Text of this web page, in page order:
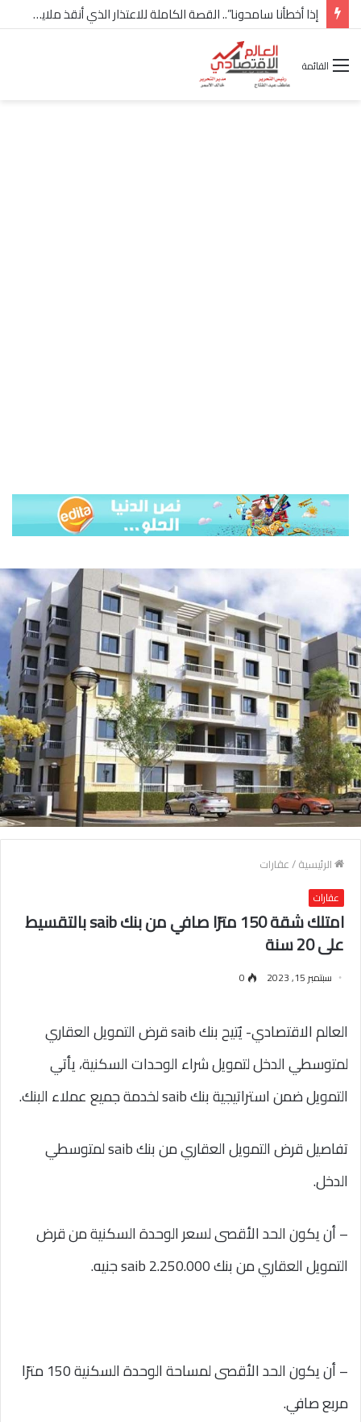
شركة “Scope Developments” تعلن تولي أحمد كمال عيسى منصب الرئيس التنفيذي للقطاع التجاري
القائمة
الرئيسية/عقارات
عقارات
امتلك شقة 150 مترًا صافي من بنك saib بالتقسيط
على 20 سنة
سبتمبر 15, 2023 0
العالم الاقتصادي- يُتيح بنك saib قرض التمويل العقاري
لمتوسطي الدخل لتمويل شراء الوحدات السكنية، يأتي
التمويل ضمن استراتيجية بنك saib لخدمة جميع عملاء البنك.
تفاصيل قرض التمويل العقاري من بنك saib لمتوسطي
الدخل.
– أن يكون الحد الأقصى لسعر الوحدة السكنية من قرض
التمويل العقاري من بنك saib 2.250.000 جنيه.
– أن يكون الحد الأقصى لمساحة الوحدة السكنية 150 مترًا
مربع صافي.